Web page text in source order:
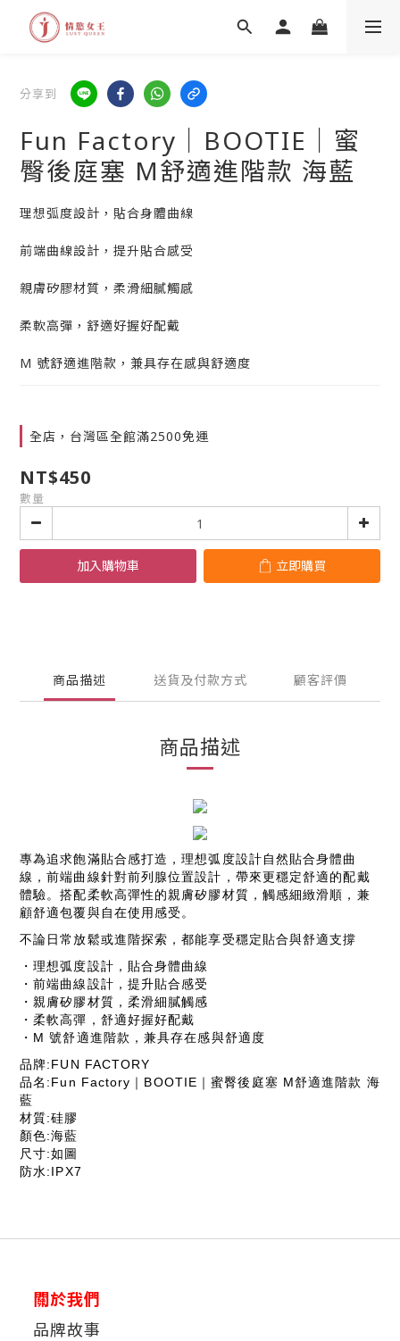
分享到
Fun Factory｜BOOTIE｜蜜
臀後庭塞 M舒適進階款 海藍
理想弧度設計，貼合身體曲線
前端曲線設計，提升貼合感受
親膚矽膠材質，柔滑細膩觸感
柔軟高彈，舒適好握好配戴
M 號舒適進階款，兼具存在感與舒適度
全店，台灣區全館滿2500免運
NT$450
數量
加入購物車 立即購買
商品描述 送貨及付款方式 顧客評價
商品描述
專為追求飽滿貼合感打造，理想弧度設計自然貼合身體曲
線，前端曲線針對前列腺位置設計，帶來更穩定舒適的配戴
體驗。搭配柔軟高彈性的親膚矽膠材質，觸感細緻滑順，兼
顧舒適包覆與自在使用感受。
不論日常放鬆或進階探索，都能享受穩定貼合與舒適支撐
・理想弧度設計，貼合身體曲線
・前端曲線設計，提升貼合感受
・親膚矽膠材質，柔滑細膩觸感
・柔軟高彈，舒適好握好配戴
・M 號舒適進階款，兼具存在感與舒適度
品牌:FUN FACTORY
品名:Fun Factory｜BOOTIE｜蜜臀後庭塞 M舒適進階款 海
藍
材質:硅膠
顏色:海藍
尺寸:如圖
防水:IPX7
關於我們
品牌故事